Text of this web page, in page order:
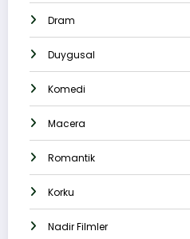
Dram
Duygusal
Komedi
Macera
Romantik
Korku
Nadir Filmler